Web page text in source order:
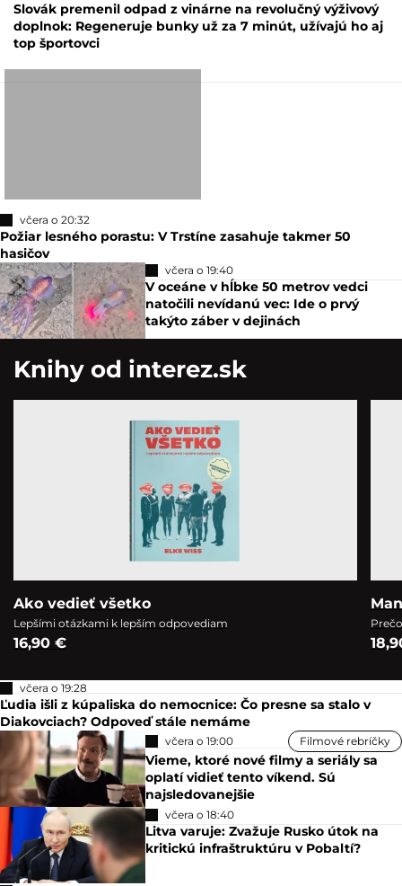
Slovák premenil odpad z vinárne na revolučný výživový
doplnok: Regeneruje bunky už za 7 minút, užívajú ho aj
top športovci
včera o 20:32
Požiar lesného porastu: V Trstíne zasahuje takmer 50
hasičov
včera o 19:40
V oceáne v hĺbke 50 metrov vedci
natočili nevídanú vec: Ide o prvý
takýto záber v dejinách
Knihy od interez.sk
Ako vedieť všetko
Lepšími otázkami k lepším odpovediam
16,90 €
včera o 19:28
Ľudia išli z kúpaliska do nemocnice: Čo presne sa stalo v
Diakovciach? Odpoveď stále nemáme
včera o 19:00 Filmové rebríčky
Vieme, ktoré nové filmy a seriály sa
oplatí vidieť tento víkend. Sú
najsledovanejšie
včera o 18:40
Litva varuje: Zvažuje Rusko útok na
kritickú infraštruktúru v Pobaltí?